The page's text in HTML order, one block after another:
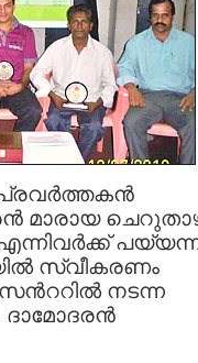
മാരായ
സ്വീകരണം
നടന്ന
ദാമോദരന്‍